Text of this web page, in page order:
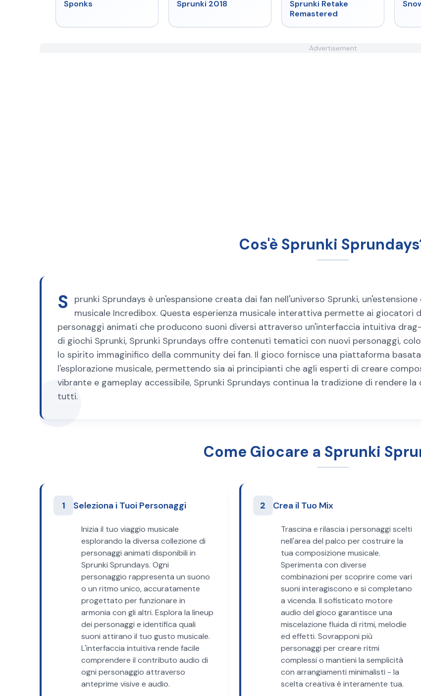
Sponks Sprunki 2018
Sprunki Retake
Remastered
Advertisement
Cos'è Sprunki
S
prunki Sprundays è un'espansione creata dai fan nell'universo Sprunki,
musicale Incredibox. Questa esperienza musicale interattiva permette ai giocatori
personaggi animati che producono suoni diversi attraverso un'interfaccia intuitiva
di giochi Sprunki, Sprunki Sprundays offre contenuti tematici con nuovi personaggi,
lo spirito immaginifico della community dei fan. Il gioco fornisce una piattaforma
l'esplorazione musicale, permettendo sia ai principianti che agli esperti di creare
vibrante e gameplay accessibile, Sprunki Sprundays continua la tradizione di rendere
tutti.
Come Giocare a Sprunki
1 Seleziona i Tuoi Personaggi
Inizia il tuo viaggio musicale
esplorando la diversa collezione di
personaggi animati disponibili in
Sprunki Sprundays. Ogni
personaggio rappresenta un suono
o un ritmo unico, accuratamente
progettato per funzionare in
armonia con gli altri. Esplora la lineup
dei personaggi e identifica quali
suoni attirano il tuo gusto musicale.
L'interfaccia intuitiva rende facile
comprendere il contributo audio di
ogni personaggio attraverso
anteprime visive e audio.
2 Crea il Tuo Mix
Trascina e rilascia i personaggi scelti
nell'area del palco per costruire la
tua composizione musicale.
Sperimenta con diverse
combinazioni per scoprire come vari
suoni interagiscono e si completano
a vicenda. Il sofisticato motore
audio del gioco garantisce una
miscelazione fluida di ritmi, melodie
ed effetti. Sovrapponi più
personaggi per creare ritmi
complessi o mantieni la semplicità
con arrangiamenti minimalisti - la
scelta creativa è interamente tua.